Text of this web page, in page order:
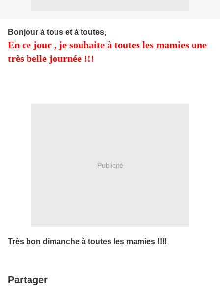
Bonjour à tous et à toutes,
En ce jour , je souhaite à toutes les mamies une
très belle journée !!!
Publicité
Très bon dimanche à toutes les mamies !!!!
Partager